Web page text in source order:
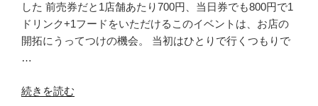
（港
区）】”
の
の
う
ま
さ
カ
した 前売券だと1店舗あたり700円、当日券でも800円で1
ドリンク+1フードをいただけるこのイベントは、お店の
開拓にうってつけの機会。 当初はひとりで行くつもりで
…
“「赤
続きを読む